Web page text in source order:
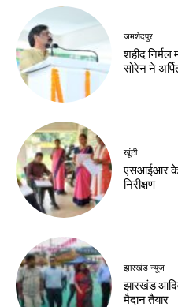
घेराव मार्च
Birsa Bhumi Live
August 8, 2026
करियर
मर्चेंट नेवी में कैसे बनाएं
करियर, कौन-सी पढ़ाई
जरूरी और कितनी मिलती
है सैलरी?
Birsa Bhumi Live -
August 8, 2026